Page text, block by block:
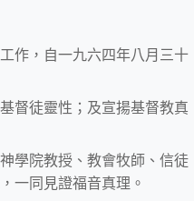
作，自一九六四年八月三十
督徒靈性；及宣揚基督教真
學院教授、教會牧師、信徒
一同見證福音真理。